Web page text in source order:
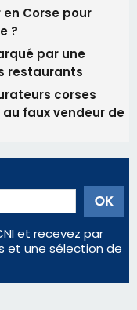
en Corse pour
?
par une
restaurants
corses
faux vendeur de
et recevez par
et une sélection de